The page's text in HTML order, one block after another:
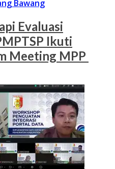
Bawang
Evaluasi
Ikuti
Meeting MPP